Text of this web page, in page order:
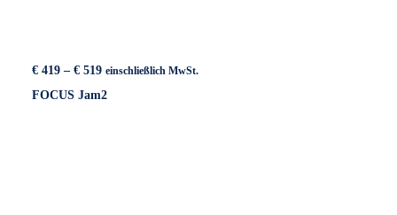
€ 419 – € 519Preisspanne:
bis
einschließlich MwSt.
FOCUS Jam2